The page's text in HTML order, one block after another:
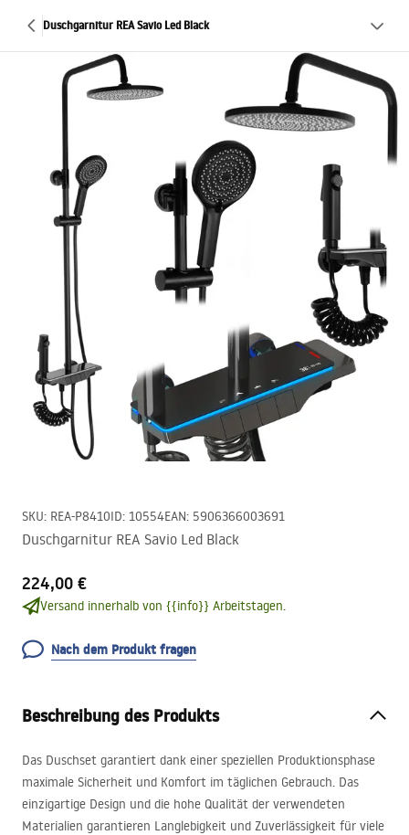
Duschgarnitur REA Savio Led Black
SKU: REA-P8410ID: 10554EAN: 5906366003691
Duschgarnitur REA Savio Led Black
224,00 €
Versand innerhalb von {{info}} Arbeitstagen.
Nach dem Produkt fragen
Beschreibung des Produkts
Das Duschset garantiert dank einer speziellen Produktionsphase
maximale Sicherheit und Komfort im täglichen Gebrauch. Das
einzigartige Design und die hohe Qualität der verwendeten
Materialien garantieren Langlebigkeit und Zuverlässigkeit für viele